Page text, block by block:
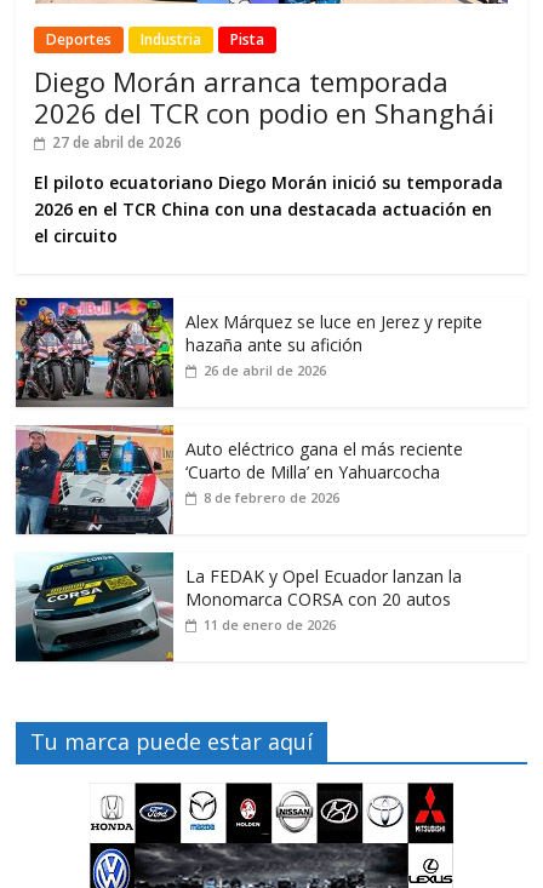
Deportes Industria Pista
Diego Morán arranca temporada
2026 del TCR con podio en Shanghái
27 de abril de 2026
El piloto ecuatoriano Diego Morán inició su temporada
2026 en el TCR China con una destacada actuación en
el circuito
Alex Márquez se luce en Jerez y repite
hazaña ante su afición
26 de abril de 2026
Auto eléctrico gana el más reciente
‘Cuarto de Milla’ en Yahuarcocha
8 de febrero de 2026
La FEDAK y Opel Ecuador lanzan la
Monomarca CORSA con 20 autos
11 de enero de 2026
Tu marca puede estar aquí